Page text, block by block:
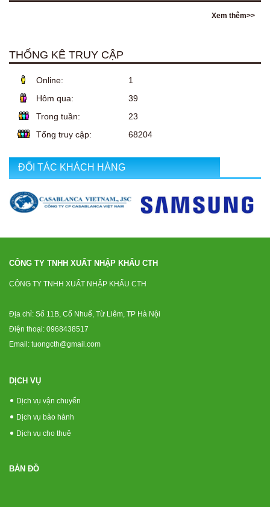
Xem thêm>>
THỐNG KÊ TRUY CẬP
Online:
1
Hôm qua:
39
Trong tuần:
23
Tổng truy cập:
68204
ĐỐI TÁC KHÁCH HÀNG
CÔNG TY TNHH XUẤT NHẬP KHẨU CTH
CÔNG TY TNHH XUẤT NHẬP KHẨU CTH
Địa chỉ: Số 11B, Cổ Nhuế, Từ Liêm, TP Hà Nội
Điện thoại: 0968438517
Email: tuongcth@gmail.com
DỊCH VỤ
Dịch vụ vận chuyển
Dịch vụ bảo hành
Dịch vụ cho thuê
BẢN ĐỒ